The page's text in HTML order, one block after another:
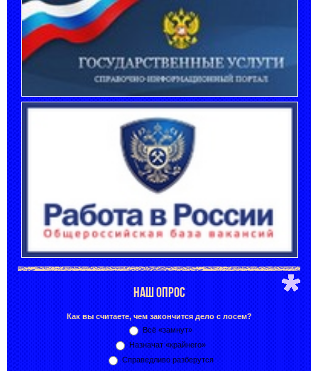
НАШ ОПРОС
Как вы считаете, чем закончится дело с лосем?
Всё «замнут»
Назначат «крайнего»
Справедливо разберутся